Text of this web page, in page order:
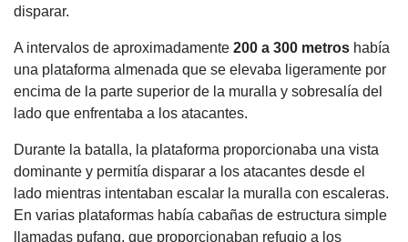
disparar.
A intervalos de aproximadamente 200 a 300 metros había
una plataforma almenada que se elevaba ligeramente por
encima de la parte superior de la muralla y sobresalía del
lado que enfrentaba a los atacantes.
Durante la batalla, la plataforma proporcionaba una vista
dominante y permitía disparar a los atacantes desde el
lado mientras intentaban escalar la muralla con escaleras.
En varias plataformas había cabañas de estructura simple
llamadas pufang, que proporcionaban refugio a los